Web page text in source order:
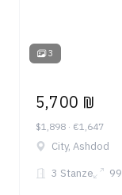
3
5,700 ₪
$1,898 · €1,647
City, Ashdod
3 Stanze